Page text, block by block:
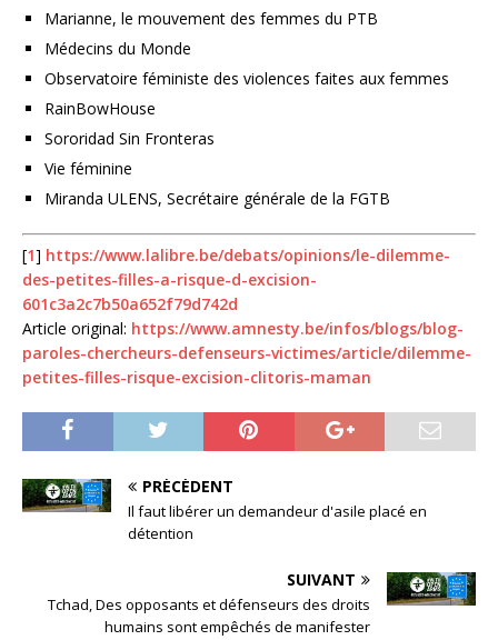
Marianne, le mouvement des femmes du PTB
Médecins du Monde
Observatoire féministe des violences faites aux femmes
RainBowHouse
Sororidad Sin Fronteras
Vie féminine
Miranda ULENS, Secrétaire générale de la FGTB
[1] https://www.lalibre.be/debats/opinions/le-dilemme-
des-petites-filles-a-risque-d-excision-
601c3a2c7b50a652f79d742d
Article original: https://www.amnesty.be/infos/blogs/blog-
paroles-chercheurs-defenseurs-victimes/article/dilemme-
petites-filles-risque-excision-clitoris-maman
PRÉCÉDENT
Il faut libérer un demandeur d'asile placé en
détention
SUIVANT
Tchad, Des opposants et défenseurs des droits
humains sont empêchés de manifester